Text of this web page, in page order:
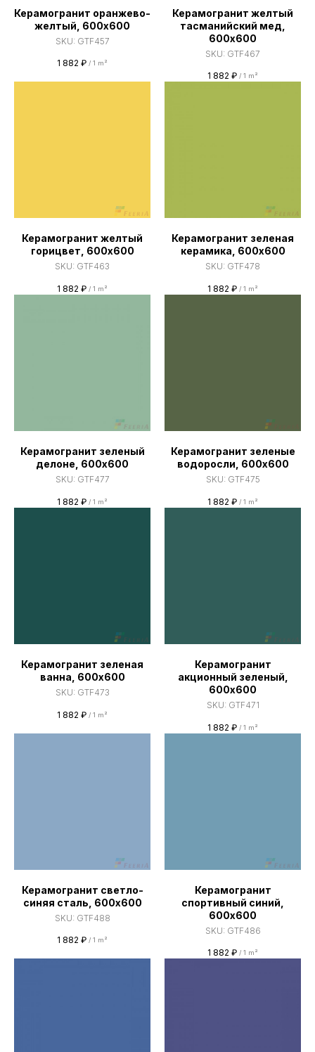
Керамогранит оранжево-
желтый, 600х600
SKU: GTF457
1 882 ₽ / 1 m²
Керамогранит желтый
тасманийский мед,
600х600
SKU: GTF467
1 882 ₽ / 1 m²
Керамогранит желтый
горицвет, 600х600
SKU: GTF463
1 882 ₽ / 1 m²
Керамогранит зеленая
керамика, 600х600
SKU: GTF478
1 882 ₽ / 1 m²
Керамогранит зеленый
делоне, 600х600
SKU: GTF477
1 882 ₽ / 1 m²
Керамогранит зеленые
водоросли, 600х600
SKU: GTF475
1 882 ₽ / 1 m²
Керамогранит зеленая
ванна, 600х600
SKU: GTF473
1 882 ₽ / 1 m²
Керамогранит
акционный зеленый,
600х600
SKU: GTF471
1 882 ₽ / 1 m²
Керамогранит светло-
синяя сталь, 600х600
SKU: GTF488
1 882 ₽ / 1 m²
Керамогранит
спортивный синий,
600х600
SKU: GTF486
1 882 ₽ / 1 m²